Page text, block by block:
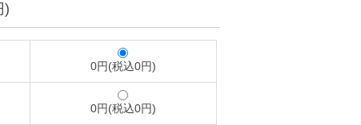
)
0円(税込0円)
0円(税込0円)